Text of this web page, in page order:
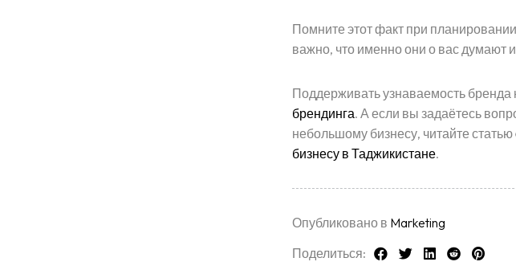
Помните этот факт при
важно, что именно они о вас думают
Поддерживать узнаваемость
брендинга. А если вы задаётесь
небольшому бизнесу, читайте статью
бизнесу в Таджикистане.
Опубликовано в Marketing
Поделиться: